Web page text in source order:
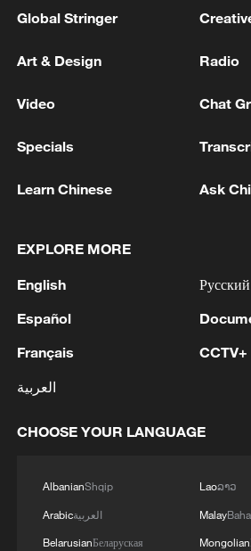
Global Stringer
Art & Design Radio
Video Chat
Specials
Learn Chinese Ask
EXPLORE MORE
English
Español
Français
العربية
Русский
CCTV+
CHOOSE YOUR LANGUAGE
AlbanianShqip
Arabicالعربية
BelarusianБеларуская
Laoລາວ
Malay
Mongolian